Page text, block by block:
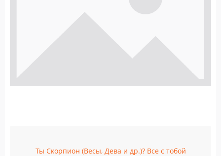
Ты Скорпион (Весы, Дева и др.)? Все с тобой